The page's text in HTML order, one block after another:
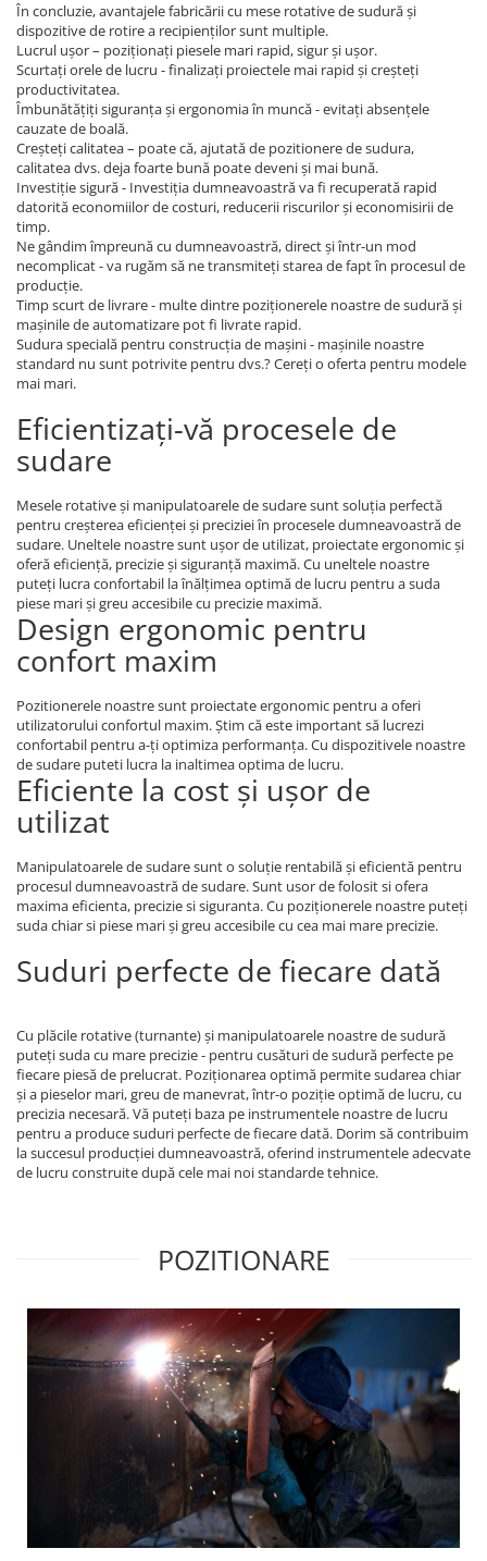
În concluzie, avantajele fabricării cu mese rotative de sudură și
dispozitive de rotire a recipienților sunt multiple.
Lucrul ușor – poziționați piesele mari rapid, sigur și ușor.
Scurtați orele de lucru - finalizați proiectele mai rapid și creșteți
productivitatea.
Îmbunătățiți siguranța și ergonomia în muncă - evitați absențele
cauzate de boală.
Creșteți calitatea – poate că, ajutată de pozitionere de sudura,
calitatea dvs. deja foarte bună poate deveni și mai bună.
Investiție sigură - Investiția dumneavoastră va fi recuperată rapid
datorită economiilor de costuri, reducerii riscurilor și economisirii de
timp.
Ne gândim împreună cu dumneavoastră, direct și într-un mod
necomplicat - va rugăm să ne transmiteți starea de fapt în procesul de
producție.
Timp scurt de livrare - multe dintre poziționerele noastre de sudură și
mașinile de automatizare pot fi livrate rapid.
Sudura specială pentru construcția de mașini - mașinile noastre
standard nu sunt potrivite pentru dvs.? Cereți o oferta pentru modele
mai mari.
Eficientizați-vă procesele de
sudare
Mesele rotative și manipulatoarele de sudare sunt soluția perfectă
pentru creșterea eficienței și preciziei în procesele dumneavoastră de
sudare. Uneltele noastre sunt ușor de utilizat, proiectate ergonomic și
oferă eficiență, precizie și siguranță maximă. Cu uneltele noastre
puteți lucra confortabil la înălțimea optimă de lucru pentru a suda
piese mari și greu accesibile cu precizie maximă.
Design ergonomic pentru
confort maxim
Pozitionerele noastre sunt proiectate ergonomic pentru a oferi
utilizatorului confortul maxim. Știm că este important să lucrezi
confortabil pentru a-ți optimiza performanța. Cu dispozitivele noastre
de sudare puteti lucra la inaltimea optima de lucru.
Eficiente la cost și ușor de
utilizat
Manipulatoarele de sudare sunt o soluție rentabilă și eficientă pentru
procesul dumneavoastră de sudare. Sunt usor de folosit si ofera
maxima eficienta, precizie si siguranta. Cu poziționerele noastre puteți
suda chiar si piese mari și greu accesibile cu cea mai mare precizie.
Suduri perfecte de fiecare dată
Cu plăcile rotative (turnante) și manipulatoarele noastre de sudură
puteți suda cu mare precizie - pentru cusături de sudură perfecte pe
fiecare piesă de prelucrat. Poziționarea optimă permite sudarea chiar
și a pieselor mari, greu de manevrat, într-o poziție optimă de lucru, cu
precizia necesară. Vă puteți baza pe instrumentele noastre de lucru
pentru a produce suduri perfecte de fiecare dată. Dorim să contribuim
la succesul producției dumneavoastră, oferind instrumentele adecvate
de lucru construite după cele mai noi standarde tehnice.
POZITIONARE